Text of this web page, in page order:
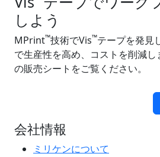
しよう
MPrint™技術でVis™テープを発見
で生産性を高め、コストを削減
の販売シートをご覧ください。
会社情報
ミリケンについて